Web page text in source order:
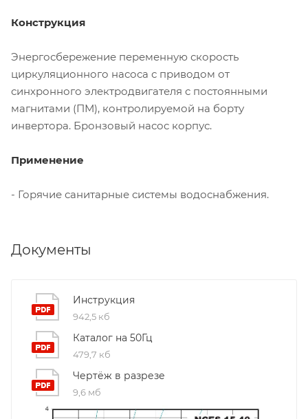
Конструкция
Энергосбережение переменную скорость
циркуляционного насоса с приводом от
синхронного электродвигателя с постоянными
магнитами (ПМ), контролируемой на борту
инвертора. Бронзовый насос корпус.
Применение
- Горячие санитарные системы водоснабжения.
Документы
Инструкция
942,5 кб
Каталог на 50Гц
479,7 кб
Чертёж в разрезе
9,6 мб